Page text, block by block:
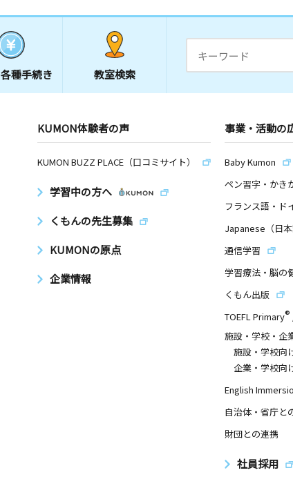
各種手続き 教室検索
KUMON体験者の声
KUMON BUZZ PLACE（口コミサイト）
学習中の方へ
くもんの先生募集
KUMONの原点
企業情報
事業・活動の
Baby Kumon
ペン習字・かき
フランス語・ド
Japanese（日本
通信学習
学習療法・脳の
くもん出版
TOEFL Primary®
施設・学校・企
施設・学校向
企業・学校向
English
自治体・省庁と
財団との連携
社員採用